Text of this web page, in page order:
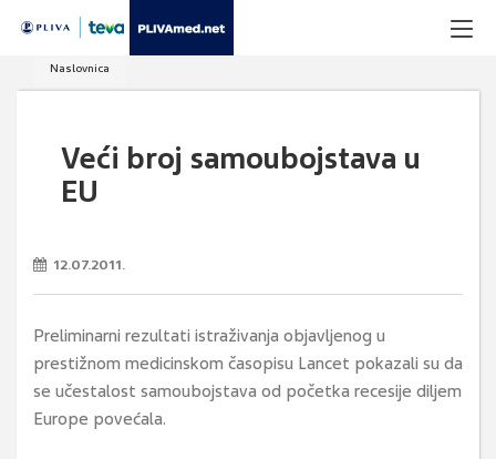
Naslovnica
Veći broj samoubojstava u
EU
12.07.2011.
Preliminarni rezultati istraživanja objavljenog u
prestižnom medicinskom časopisu Lancet pokazali su da
se učestalost samoubojstava od početka recesije diljem
Europe povećala.